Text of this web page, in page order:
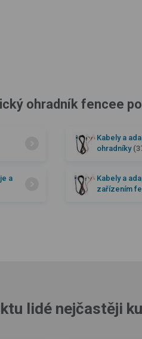
ohradník fencee
Kabely a
ohradníky
a
Kabely a
zařízením
lidé nejčastěji